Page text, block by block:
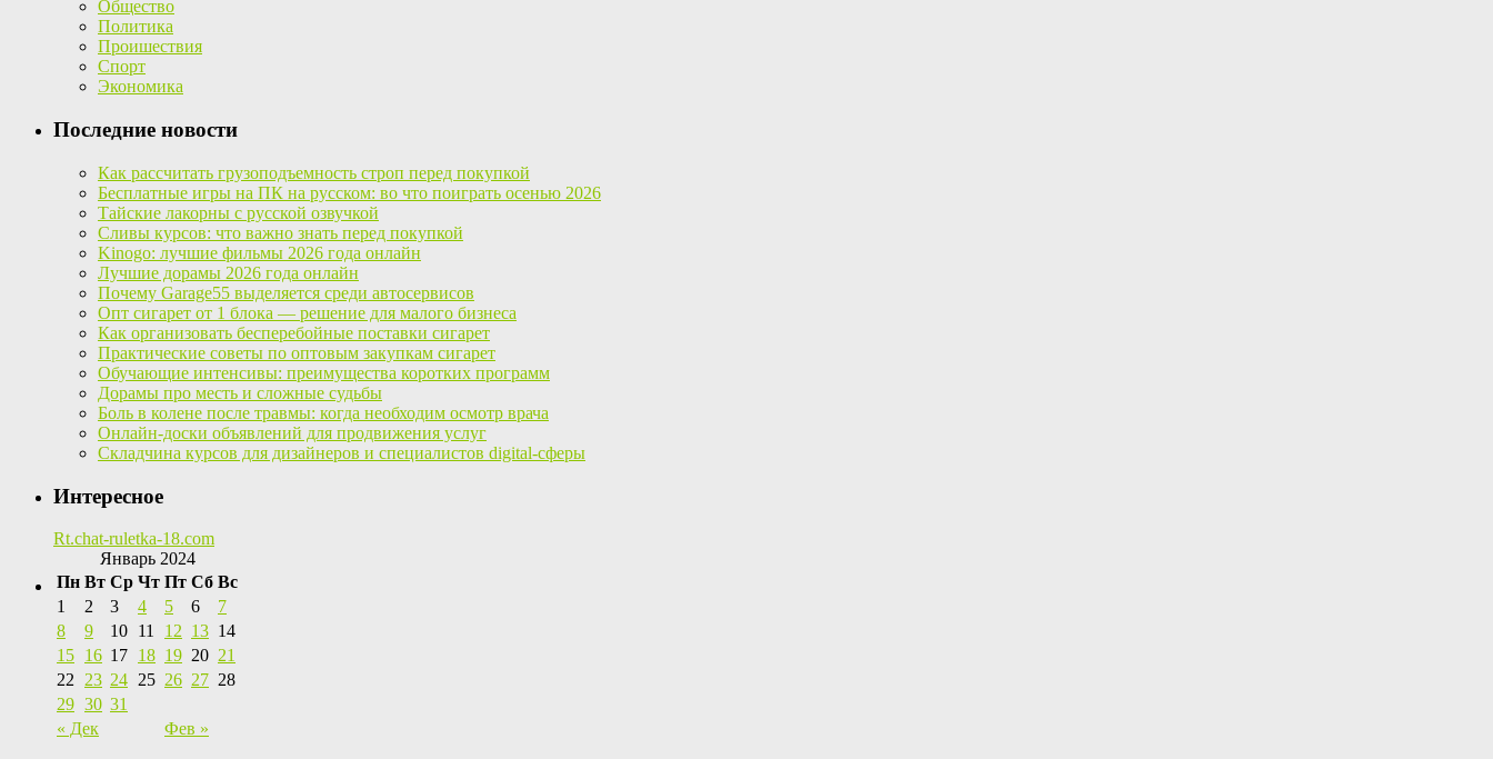
Общество
Политика
Проишествия
Спорт
Экономика
Последние новости
Как рассчитать грузоподъемность строп перед покупкой
Бесплатные игры на ПК на русском: во что поиграть осенью 2026
Тайские лакорны с русской озвучкой
Сливы курсов: что важно знать перед покупкой
Kinogo: лучшие фильмы 2026 года онлайн
Лучшие дорамы 2026 года онлайн
Почему Garage55 выделяется среди автосервисов
Опт сигарет от 1 блока — решение для малого бизнеса
Как организовать бесперебойные поставки сигарет
Практические советы по оптовым закупкам сигарет
Обучающие интенсивы: преимущества коротких программ
Дорамы про месть и сложные судьбы
Боль в колене после травмы: когда необходим осмотр врача
Онлайн-доски объявлений для продвижения услуг
Складчина курсов для дизайнеров и специалистов digital-сферы
Интересное
Rt.chat-ruletka-18.com
Январь 2024
Пн Вт Ср Чт Пт Сб Вс
« Дек Фев »
1 2 3 4 5 6
7
8
9 10 11 12 13 14
15 16 17 18 19 20 21
22
23 24 25 26 27 28
29 30 31